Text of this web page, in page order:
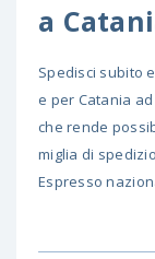
a
Spedisci subito
e per Catania
che rende
miglia di
Espresso